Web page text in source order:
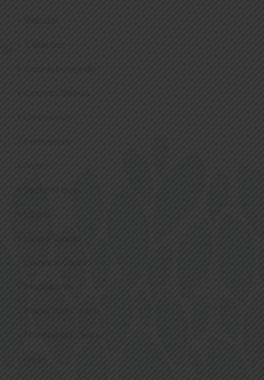
Bebidas
Calientes
Casino Incognito
Comida Salada
Desayunos
Fermentos
Frías
Jackpot Bob
Lizaro
Lizaro Casino
Lolajack Casino
Madcasino
Magic Win Casino
Monsterwin Casino
news